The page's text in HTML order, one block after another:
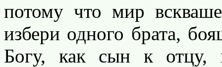
потому что мир
избери одного брата,
Богу, как сын к отцу,